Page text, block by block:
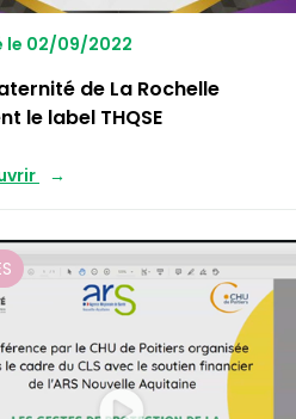
le 02/09/2022
de La Rochelle
le label THQSE